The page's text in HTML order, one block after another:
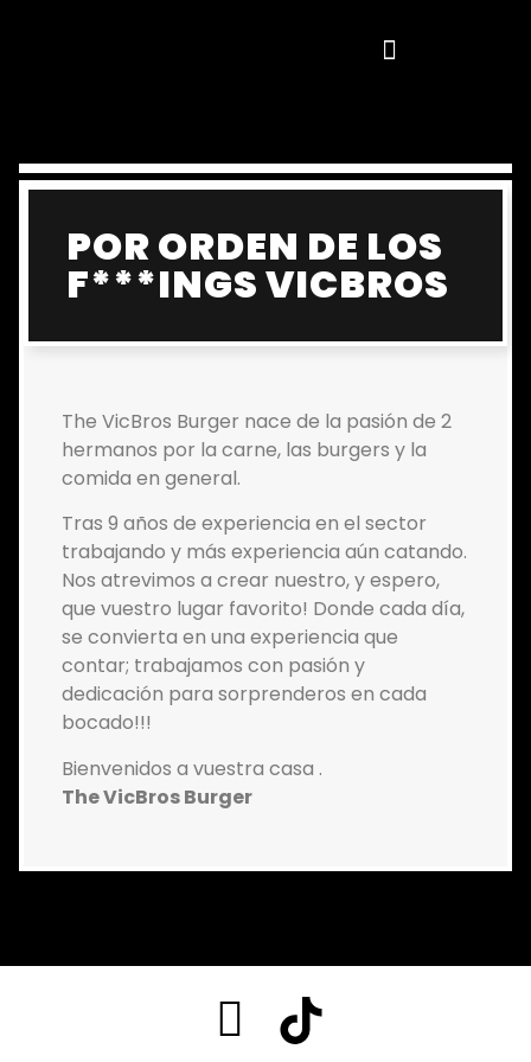
POR ORDEN DE LOS
F***INGS VICBROS
The VicBros Burger nace de la pasión de 2
hermanos por la carne, las burgers y la
comida en general.
Tras 9 años de experiencia en el sector
trabajando y más experiencia aún catando.
Nos atrevimos a crear nuestro, y espero,
que vuestro lugar favorito! Donde cada día,
se convierta en una experiencia que
contar; trabajamos con pasión y
dedicación para sorprenderos en cada
bocado!!!
Bienvenidos a vuestra casa .
The VicBros Burger